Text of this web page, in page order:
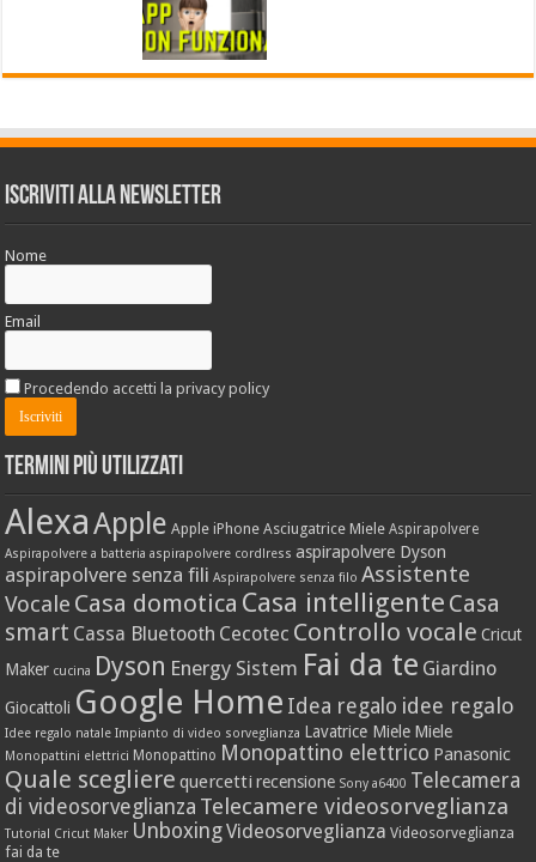
Iscriviti alla Newsletter
Nome
Email
Procedendo accetti la privacy policy
Termini più utilizzati
AlexaApple Apple iPhone Asciugatrice Miele Aspirapolvere
Aspirapolvere a batteria aspirapolvere cordlress aspirapolvere Dyson
aspirapolvere senza fili Aspirapolvere senza filo Assistente
Vocale Casa domotica Casa intelligente Casa
smart Cassa Bluetooth Cecotec Controllo vocale Cricut
Maker cucina Dyson Energy Sistem Fai da te Giardino
Giocattoli Google Home Idea regalo idee regalo
Idee regalo natale Impianto di video sorveglianza Lavatrice Miele Miele
Monopattini elettrici Monopattino Monopattino elettrico Panasonic
Quale scegliere quercetti recensione Sony a6400 Telecamera
di videosorveglianza Telecamere videosorveglianza
Tutorial Cricut Maker UnboxingVideosorveglianza Videosorveglianza
fai da te